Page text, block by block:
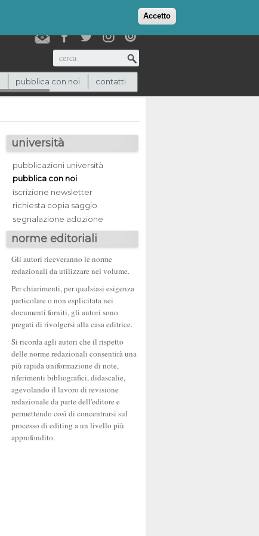
Accetto
(0)
Cerca
pubblica con noi contatti
università
pubblicazioni università
pubblica con noi
iscrizione newsletter
richiesta copia saggio
segnalazione adozione
norme editoriali
Gli autori riceveranno le norme
redazionali da utilizzare nel volume.
Per chiarimenti, per qualsiasi esigenza
particolare o non esplicitata nei
documenti forniti, gli autori sono
pregati di rivolgersi alla casa editrice.
Si ricorda agli autori che il rispetto
delle norme redazionali consentirà una
più rapida uniformazione di note,
riferimenti bibliografici, didascalie,
agevolando il lavoro di revisione
redazionale da parte dell'editore e
permettendo così di concentrarsi sul
processo di editing a un livello più
approfondito.